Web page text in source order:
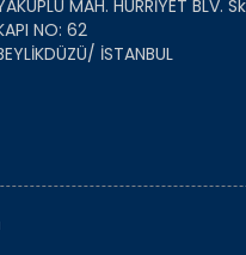
MAH. HÜRRİYET
NO: 62
İSTANBUL